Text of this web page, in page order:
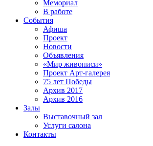
Мемориал
В работе
События
Афишa
Проект
Новости
Объявления
«Мир живописи»
Проект Арт-галерея
75 лет Победы
Архив 2017
Архив 2016
Залы
Выставочный зал
Услуги салона
Контакты